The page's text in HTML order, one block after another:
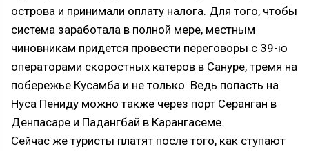
острова и принимали оплату налога. Для того, чтобы
система заработала в полной мере, местным
чиновникам придется провести переговоры с 39-ю
операторами скоростных катеров в Сануре, тремя на
побережье Кусамба и не только. Ведь попасть на
Нуса Пениду можно также через порт Серанган в
Денпасаре и Падангбай в Карангасеме.
Сейчас же туристы платят после того, как ступают